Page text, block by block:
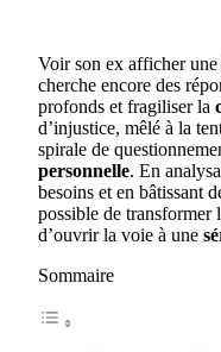
Voir son ex afficher une
cherche encore des
profonds et fragiliser la
d’injustice, mêlé à la
spirale de
personnelle. En
besoins et en bâtissant
possible de transformer
d’ouvrir la voie à une
Sommaire